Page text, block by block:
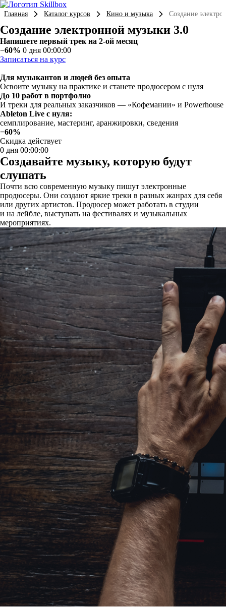
Главная Каталог курсов Кино и музыка Создание
Создание электронной музыки 3.0
Напишете первый трек на 2-ой месяц
−60% 0 дня 00:00:00
Записаться на курс
Для музыкантов и людей без опыта
Освоите музыку на практике и станете продюсером с нуля
До 10 работ в портфолио
И треки для реальных заказчиков — «Кофемании» и Powerhouse
Ableton Live с нуля:
семплирование, мастеринг, аранжировки, сведения
−60%
Скидка действует
0 дня 00:00:00
Создавайте музыку, которую будут
слушать
Почти всю современную музыку пишут электронные
продюсеры. Они создают яркие треки в разных жанрах для себя
или других артистов. Продюсер может работать в студии
и на лейбле, выступать на фестивалях и музыкальных
мероприятиях.